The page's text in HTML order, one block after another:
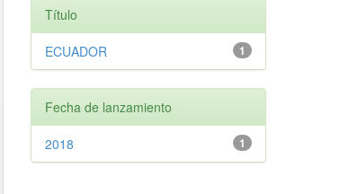
Título
1
ECUADOR
Fecha de lanzamiento
1
2018